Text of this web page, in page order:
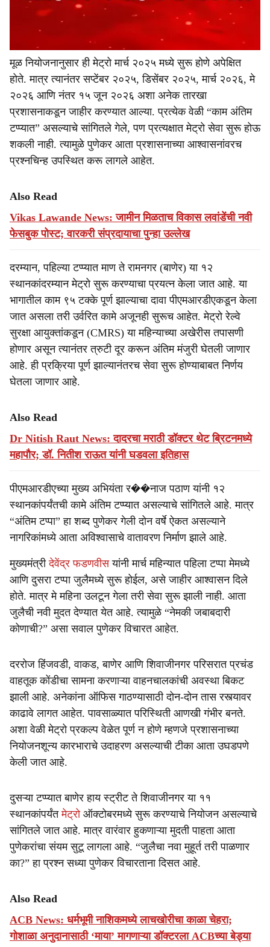
मूळ नियोजनानुसार ही मेट्रो मार्च २०२५ मध्ये सुरू होणे अपेक्षित
होते. मात्र त्यानंतर सप्टेंबर २०२५, डिसेंबर २०२५, मार्च २०२६, मे
२०२६ आणि नंतर १५ जून २०२६ अशा अनेक तारखा
प्रशासनाकडून जाहीर करण्यात आल्या. प्रत्येक वेळी “काम अंतिम
टप्प्यात” असल्याचे सांगितले गेले, पण प्रत्यक्षात मेट्रो सेवा सुरू होऊ
शकली नाही. त्यामुळे पुणेकर आता प्रशासनाच्या आश्वासनांवरच
प्रश्नचिन्ह उपस्थित करू लागले आहेत.
Also Read
Vikas Lawande News: जामीन मिळताच विकास लवांडेंची नवी
फेसबुक पोस्ट; वारकरी संप्रदायाचा पुन्हा उल्लेख
दरम्यान, पहिल्या टप्प्यात माण ते रामनगर (बाणेर) या १२
स्थानकांदरम्यान मेट्रो सुरू करण्याचा प्रयत्न केला जात आहे. या
भागातील काम ९५ टक्के पूर्ण झाल्याचा दावा पीएमआरडीएकडून केला
जात असला तरी उर्वरित कामे अजूनही सुरूच आहेत. मेट्रो रेल्वे
सुरक्षा आयुक्तांकडून (CMRS) या महिन्याच्या अखेरीस तपासणी
होणार असून त्यानंतर त्रुटी दूर करून अंतिम मंजुरी घेतली जाणार
आहे. ही प्रक्रिया पूर्ण झाल्यानंतरच सेवा सुरू होण्याबाबत निर्णय
घेतला जाणार आहे.
Also Read
Dr Nitish Raut News: दादरचा मराठी डॉक्टर थेट ब्रिटनमध्ये
महापौर; डॉ. नितीश राऊत यांनी घडवला इतिहास
पीएमआरडीएच्या मुख्य अभियंता र��नाज पठाण यांनी १२
स्थानकांपर्यंतची कामे अंतिम टप्प्यात असल्याचे सांगितले आहे. मात्र
“अंतिम टप्पा” हा शब्द पुणेकर गेली दोन वर्षे ऐकत असल्याने
नागरिकांमध्ये आता अविश्वासाचे वातावरण निर्माण झाले आहे.
मुख्यमंत्रीदेवेंद्र फडणवीसयांनी मार्च महिन्यात पहिला टप्पा मेमध्ये
आणि दुसरा टप्पा जुलैमध्ये सुरू होईल, असे जाहीर आश्वासन दिले
होते. मात्र मे महिना उलटून गेला तरी सेवा सुरू झाली नाही. आता
जुलैची नवी मुदत देण्यात येत आहे. त्यामुळे “नेमकी जबाबदारी
कोणाची?” असा सवाल पुणेकर विचारत आहेत.
दररोज हिंजवडी, वाकड, बाणेर आणि शिवाजीनगर परिसरात प्रचंड
वाहतूक कोंडीचा सामना करणाऱ्या वाहनचालकांची अवस्था बिकट
झाली आहे. अनेकांना ऑफिस गाठण्यासाठी दोन-दोन तास रस्त्यावर
काढावे लागत आहेत. पावसाळ्यात परिस्थिती आणखी गंभीर बनते.
अशा वेळी मेट्रो प्रकल्प वेळेत पूर्ण न होणे म्हणजे प्रशासनाच्या
नियोजनशून्य कारभाराचे उदाहरण असल्याची टीका आता उघडपणे
केली जात आहे.
दुसऱ्या टप्प्यात बाणेर हाय स्ट्रीट ते शिवाजीनगर या ११
स्थानकांपर्यंतमेट्रोऑक्टोबरमध्ये सुरू करण्याचे नियोजन असल्याचे
सांगितले जात आहे. मात्र वारंवार हुकणाऱ्या मुदती पाहता आता
पुणेकरांचा संयम सुटू लागला आहे. “जुलैचा नवा मुहूर्त तरी पाळणार
का?” हा प्रश्न सध्या पुणेकर विचारताना दिसत आहे.
Also Read
ACB News: धर्मभूमी नाशिकमध्ये लाचखोरीचा काळा चेहरा;
गोशाळा अनुदानासाठी ‘माया’ मागणाऱ्या डॉक्टरला ACBच्या बेड्या